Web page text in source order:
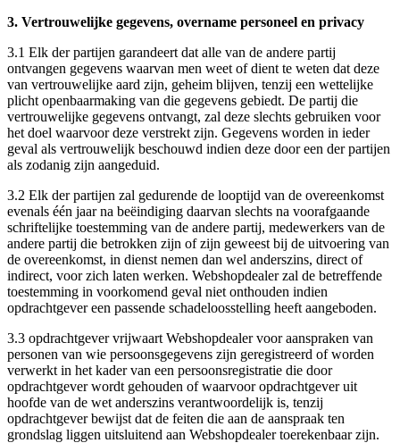
3. Vertrouwelijke gegevens, overname personeel en privacy
3.1 Elk der partijen garandeert dat alle van de andere partij
ontvangen gegevens waarvan men weet of dient te weten dat deze
van vertrouwelijke aard zijn, geheim blijven, tenzij een wettelijke
plicht openbaarmaking van die gegevens gebiedt. De partij die
vertrouwelijke gegevens ontvangt, zal deze slechts gebruiken voor
het doel waarvoor deze verstrekt zijn. Gegevens worden in ieder
geval als vertrouwelijk beschouwd indien deze door een der partijen
als zodanig zijn aangeduid.
3.2 Elk der partijen zal gedurende de looptijd van de overeenkomst
evenals één jaar na beëindiging daarvan slechts na voorafgaande
schriftelijke toestemming van de andere partij, medewerkers van de
andere partij die betrokken zijn of zijn geweest bij de uitvoering van
de overeenkomst, in dienst nemen dan wel anderszins, direct of
indirect, voor zich laten werken. Webshopdealer zal de betreffende
toestemming in voorkomend geval niet onthouden indien
opdrachtgever een passende schadeloosstelling heeft aangeboden.
3.3 opdrachtgever vrijwaart Webshopdealer voor aanspraken van
personen van wie persoonsgegevens zijn geregistreerd of worden
verwerkt in het kader van een persoonsregistratie die door
opdrachtgever wordt gehouden of waarvoor opdrachtgever uit
hoofde van de wet anderszins verantwoordelijk is, tenzij
opdrachtgever bewijst dat de feiten die aan de aanspraak ten
grondslag liggen uitsluitend aan Webshopdealer toerekenbaar zijn.